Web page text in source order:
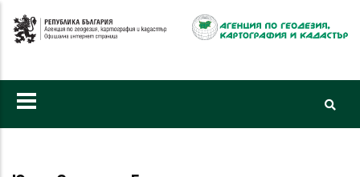
към